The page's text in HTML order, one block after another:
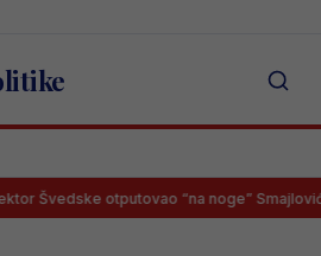
otputovao “na noge” Smajloviću,